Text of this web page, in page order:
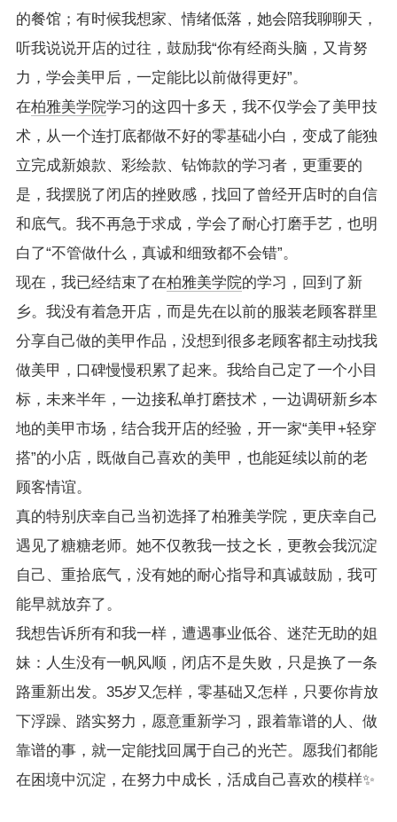
的餐馆；有时候我想家、情绪低落，她会陪我聊聊天，
听我说说开店的过往，鼓励我“你有经商头脑，又肯努
力，学会美甲后，一定能比以前做得更好”。
在柏雅美学院学习的这四十多天，我不仅学会了美甲技
术，从一个连打底都做不好的零基础小白，变成了能独
立完成新娘款、彩绘款、钻饰款的学习者，更重要的
是，我摆脱了闭店的挫败感，找回了曾经开店时的自信
和底气。我不再急于求成，学会了耐心打磨手艺，也明
白了“不管做什么，真诚和细致都不会错”。
现在，我已经结束了在柏雅美学院的学习，回到了新
乡。我没有着急开店，而是先在以前的服装老顾客群里
分享自己做的美甲作品，没想到很多老顾客都主动找我
做美甲，口碑慢慢积累了起来。我给自己定了一个小目
标，未来半年，一边接私单打磨技术，一边调研新乡本
地的美甲市场，结合我开店的经验，开一家“美甲+轻穿
搭”的小店，既做自己喜欢的美甲，也能延续以前的老
顾客情谊。
真的特别庆幸自己当初选择了柏雅美学院，更庆幸自己
遇见了糖糖老师。她不仅教我一技之长，更教会我沉淀
自己、重拾底气，没有她的耐心指导和真诚鼓励，我可
能早就放弃了。
我想告诉所有和我一样，遭遇事业低谷、迷茫无助的姐
妹：人生没有一帆风顺，闭店不是失败，只是换了一条
路重新出发。35岁又怎样，零基础又怎样，只要你肯放
下浮躁、踏实努力，愿意重新学习，跟着靠谱的人、做
靠谱的事，就一定能找回属于自己的光芒。愿我们都能
在困境中沉淀，在努力中成长，活成自己喜欢的模样✨